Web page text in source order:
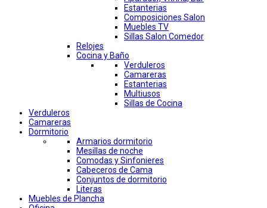
Estanterias
Composiciones Salon
Muebles TV
Sillas Salon Comedor
Relojes
Cocina y Baño
Verduleros
Camareras
Estanterias
Multiusos
Sillas de Cocina
Verduleros
Camareras
Dormitorio
Armarios dormitorio
Mesillas de noche
Comodas y Sinfonieres
Cabeceros de Cama
Conjuntos de dormitorio
Literas
Muebles de Plancha